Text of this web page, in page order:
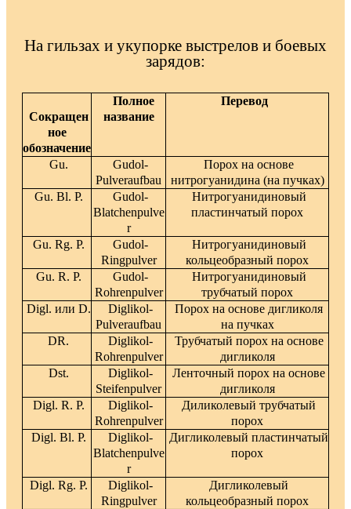
На гильзах и укупорке выстрелов и боевых
зарядов:
Сокращен
ное
обозначение
Полное
название
Перевод
Gu.
Gudol-
Pulveraufbau
Порох на основе
нитрогуанидина (на пучках)
Gu. Bl. P.
Gudol-
Blatchenpulve
r
Нитрогуанидиновый
пластинчатый порох
Gu. Rg. P.
Gudol-
Ringpulver
Нитрогуанидиновый
кольцеобразный порох
Gu. R. P.
Gudol-
Rohrenpulver
Нитрогуанидиновый
трубчатый порох
Digl. или D.
Diglikol-
Pulveraufbau
Порох на основе дигликоля
на пучках
DR.
Diglikol-
Rohrenpulver
Трубчатый порох на основе
дигликоля
Dst.
Diglikol-
Steifenpulver
Ленточный порох на основе
дигликоля
Digl. R. P.
Diglikol-
Rohrenpulver
Диликолевый трубчатый
порох
Digl. Bl. P.
Diglikol-
Blatchenpulve
r
Дигликолевый пластинчатый
порох
Digl. Rg. P.
Diglikol-
Ringpulver
Дигликолевый
кольцеобразный порох